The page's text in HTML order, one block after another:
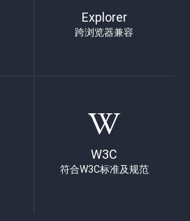
Explorer
跨浏览器兼容
W3C
符合W3C标准及规范